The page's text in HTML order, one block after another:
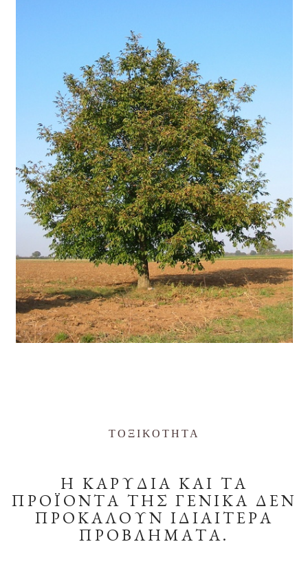
ΤΟΞΙΚΟΤΗΤΑ
Η ΚΑΡΥΔΙΑ ΚΑΙ ΤΑ
ΠΡΟΪΟΝΤΑ ΤΗΣ ΓΕΝΙΚΑ ΔΕΝ
ΠΡΟΚΑΛΟΥΝ ΙΔΙΑΙΤΕΡΑ
ΠΡΟΒΛΗΜΑΤΑ.